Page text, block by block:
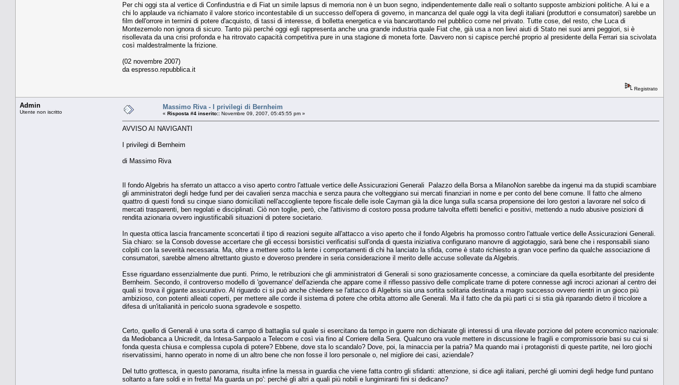
Per chi oggi sta al vertice di Confindustria e di Fiat un simile lapsus di memoria non è un buon segno, indipendentemente dalle reali o soltanto supposte ambizioni politiche. A lui e a
chi lo applaude va richiamato il valore storico incontestabile di un successo dell'opera di governo, in mancanza del quale oggi la vita degli italiani (produttori e consumatori) sarebbe un
film dell'orrore in termini di potere d'acquisto, di tassi di interesse, di bolletta energetica e via bancarottando nel pubblico come nel privato. Tutte cose, del resto, che Luca di
Montezemolo non ignora di sicuro. Tanto più perché oggi egli rappresenta anche una grande industria quale Fiat che, già usa a non lievi aiuti di Stato nei suoi anni peggiori, si è
risollevata da una crisi profonda e ha ritrovato capacità competitiva pure in una stagione di moneta forte. Davvero non si capisce perché proprio al presidente della Ferrari sia scivolata
così maldestralmente la frizione.
(02 novembre 2007)
da espresso.repubblica.it
Registrato
Admin
Utente non iscritto
Massimo Riva - I privilegi di Bernheim
« Risposta #4 inserito:: Novembre 09, 2007, 05:45:55 pm »
AVVISO AI NAVIGANTI
I privilegi di Bernheim
di Massimo Riva
Il fondo Algebris ha sferrato un attacco a viso aperto contro l'attuale vertice delle Assicurazioni Generali Palazzo della Borsa a MilanoNon sarebbe da ingenui ma da stupidi scambiare
gli amministratori degli hedge fund per dei cavalieri senza macchia e senza paura che volteggiano sui mercati finanziari in nome e per conto del bene comune. Il fatto che almeno
quattro di questi fondi su cinque siano domiciliati nell'accogliente tepore fiscale delle isole Cayman già la dice lunga sulla scarsa propensione dei loro gestori a lavorare nel solco di
mercati trasparenti, ben regolati e disciplinati. Ciò non toglie, però, che l'attivismo di costoro possa produrre talvolta effetti benefici e positivi, mettendo a nudo abusive posizioni di
rendita azionaria ovvero ingiustificabili situazioni di potere societario.
In questa ottica lascia francamente sconcertati il tipo di reazioni seguite all'attacco a viso aperto che il fondo Algebris ha promosso contro l'attuale vertice delle Assicurazioni Generali.
Sia chiaro: se la Consob dovesse accertare che gli eccessi borsistici verificatisi sull'onda di questa iniziativa configurano manovre di aggiotaggio, sarà bene che i responsabili siano
colpiti con la severità necessaria. Ma, oltre a mettere sotto la lente i comportamenti di chi ha lanciato la sfida, come è stato richiesto a gran voce perfino da qualche associazione di
consumatori, sarebbe almeno altrettanto giusto e doveroso prendere in seria considerazione il merito delle accuse sollevate da Algebris.
Esse riguardano essenzialmente due punti. Primo, le retribuzioni che gli amministratori di Generali si sono graziosamente concesse, a cominciare da quella esorbitante del presidente
Bernheim. Secondo, il controverso modello di 'governance' dell'azienda che appare come il riflesso passivo delle complicate trame di potere connesse agli incroci azionari al centro dei
quali si trova il gigante assicurativo. Al riguardo ci si può anche chiedere se l'attacco di Algebris sia una sortita solitaria destinata a magro successo ovvero rientri in un gioco più
ambizioso, con potenti alleati coperti, per mettere alle corde il sistema di potere che orbita attorno alle Generali. Ma il fatto che da più parti ci si stia già riparando dietro il tricolore a
difesa di un'italianità in pericolo suona sgradevole e sospetto.
Certo, quello di Generali è una sorta di campo di battaglia sul quale si esercitano da tempo in guerre non dichiarate gli interessi di una rilevate porzione del potere economico nazionale:
da Mediobanca a Unicredit, da Intesa-Sanpaolo a Telecom e così via fino al Corriere della Sera. Qualcuno ora vuole mettere in discussione le fragili e compromissorie basi su cui si
fonda questa chiusa e complessa cupola di potere? Ebbene, dove sta lo scandalo? Dove, poi, la minaccia per la patria? Ma quando mai i protagonisti di queste partite, nei loro giochi
riservatissimi, hanno operato in nome di un altro bene che non fosse il loro personale o, nel migliore dei casi, aziendale?
Del tutto grottesca, in questo panorama, risulta infine la messa in guardia che viene fatta contro gli sfidanti: attenzione, si dice agli italiani, perché gli uomini degli hedge fund puntano
soltanto a fare soldi e in fretta! Ma guarda un po': perché gli altri a quali più nobili e lungimiranti fini si dedicano?